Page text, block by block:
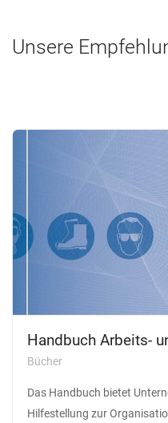
Unsere
Handbuch Arbeits-
Bücher
Das Handbuch bietet
Hilfestellung zur